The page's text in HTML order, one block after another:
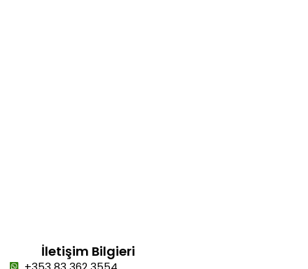
İletişim Bilgieri